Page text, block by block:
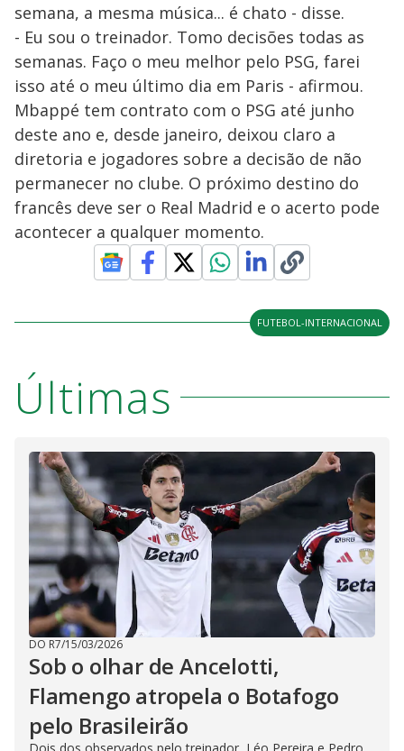
semana, a mesma música... é chato - disse.
- Eu sou o treinador. Tomo decisões todas as
semanas. Faço o meu melhor pelo PSG, farei
isso até o meu último dia em Paris - afirmou.
Mbappé tem contrato com o PSG até junho
deste ano e, desde janeiro, deixou claro a
diretoria e jogadores sobre a decisão de não
permanecer no clube. O próximo destino do
francês deve ser o Real Madrid e o acerto pode
acontecer a qualquer momento.
FUTEBOL-INTERNACIONAL
Últimas
DO R7/15/03/2026
Sob o olhar de Ancelotti,
Flamengo atropela o Botafogo
pelo Brasileirão